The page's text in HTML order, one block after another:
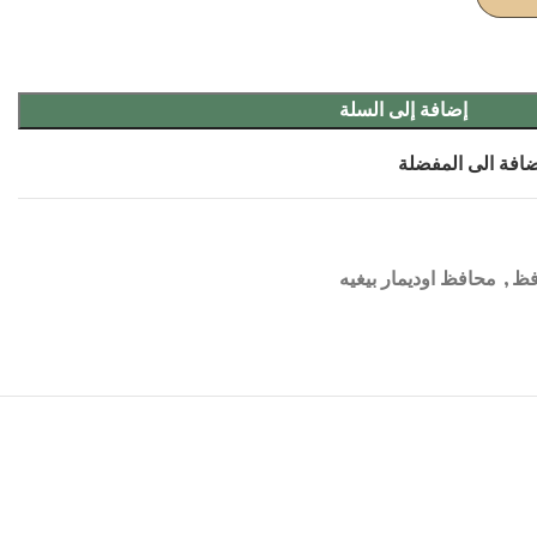
إضافة إلى السلة
الى المفضلة
, محافظ اوديمار بيغيه